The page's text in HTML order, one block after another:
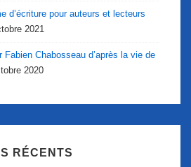
d’écriture pour auteurs et lecteurs
2021
Chabosseau d’après la vie de
2020
RÉCENTS